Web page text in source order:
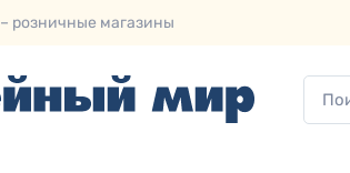
– розничные магазины